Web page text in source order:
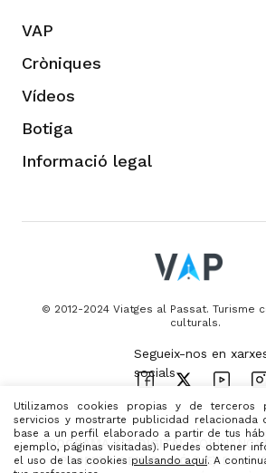
Utilizamos cookies propias y de terceros
servicios y mostrarte publicidad relacionada
base a un perfil elaborado a partir de tus
ejemplo, páginas visitadas). Puedes obtener
el uso de las cookies pulsando aquí. A
VAP
Cròniques
Vídeos
Botiga
Informació legal
© 2012-2024 Viatges al Passat. Turisme
culturals.
PROGRAMA KIT DIGITAL
PROPERA GENERACIÓ (UE)DEL